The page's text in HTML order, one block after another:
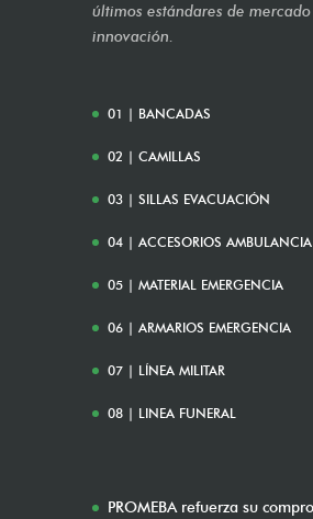
últimos estándares de
innovación.
01 | BANCADAS
02 | CAMILLAS
03 | SILLAS EVACUACIÓN
04 | ACCESORIOS AMBULANCIA
05 | MATERIAL EMERGENCIA
06 | ARMARIOS EMERGENCIA
07 | LÍNEA MILITAR
08 | LINEA FUNERAL
PROMEBA refuerza su